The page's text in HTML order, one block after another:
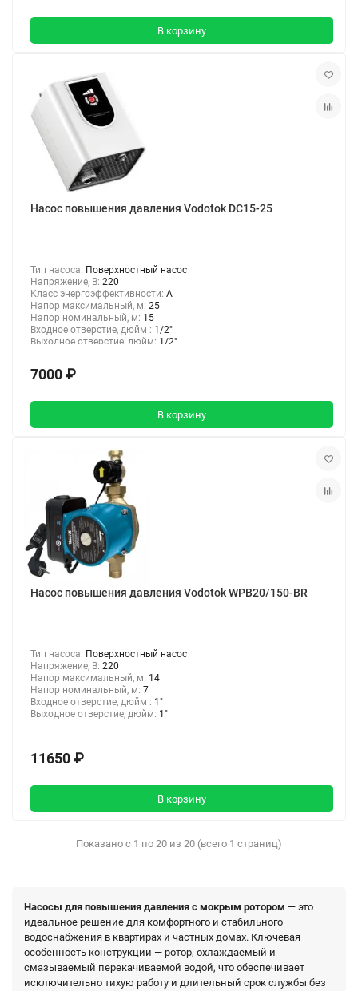
В корзину
Насос повышения давления Vodotok DC15-25
Тип насоса: Поверхностный насос
Напряжение, В: 220
Класс энергоэффективности: A
Напор максимальный, м: 25
Напор номинальный, м: 15
Входное отверстие, дюйм : 1/2"
Выходное отверстие, дюйм: 1/2"
7000 ₽
В корзину
Насос повышения давления Vodotok WPB20/150-BR
Тип насоса: Поверхностный насос
Напряжение, В: 220
Напор максимальный, м: 14
Напор номинальный, м: 7
Входное отверстие, дюйм : 1"
Выходное отверстие, дюйм: 1"
11650 ₽
В корзину
Показано с 1 по 20 из 20 (всего 1 страниц)
Насосы для повышения давления с мокрым ротором — это
идеальное решение для комфортного и стабильного
водоснабжения в квартирах и частных домах. Ключевая
особенность конструкции — ротор, охлаждаемый и
смазываемый перекачиваемой водой, что обеспечивает
исключительно тихую работу и длительный срок службы без